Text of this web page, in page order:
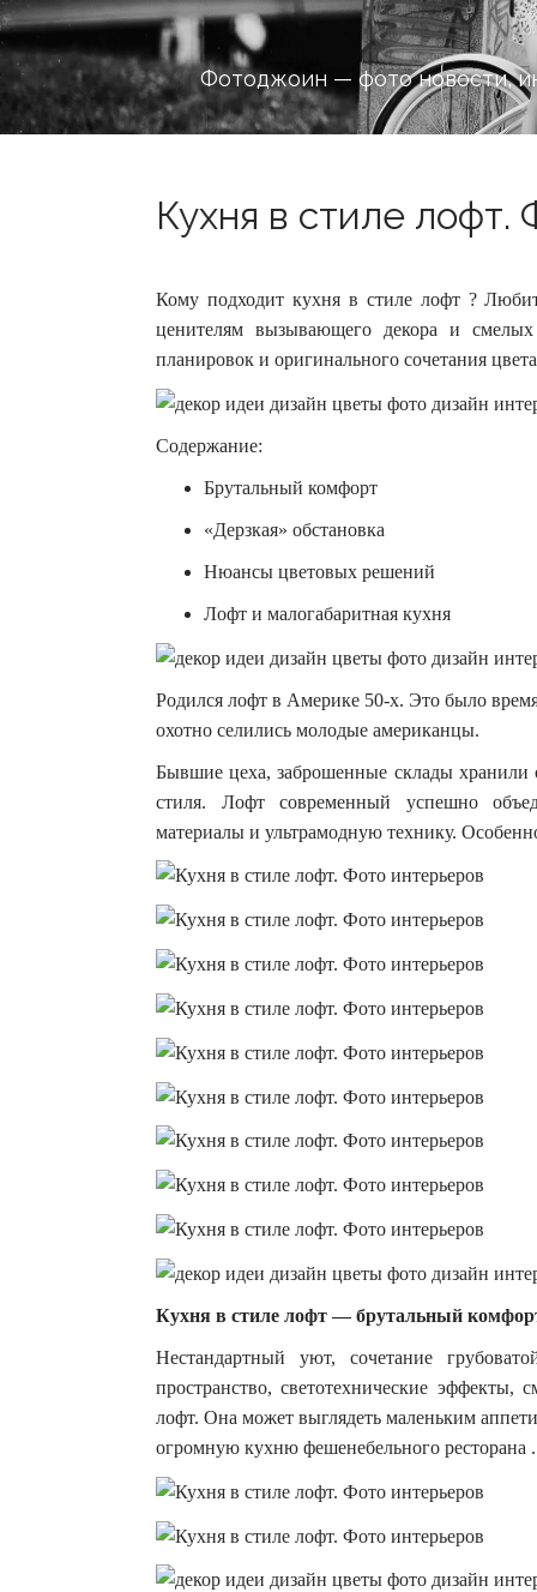
Фотоджоин — фото новости,
Кухня в стиле
Кому подходит кухня в стиле лофт ?
ценителям вызывающего декора и
планировок и оригинального сочетания
Содержание:
Брутальный комфорт
«Дерзкая» обстановка
Нюансы цветовых решений
Лофт и малогабаритная кухня
Родился лофт в Америке 50-х. Это было
охотно селились молодые американцы.
Бывшие цеха, заброшенные склады хранили
стиля. Лофт современный успешно
материалы и ультрамодную технику.
Кухня в стиле лофт — брутальный
Нестандартный уют, сочетание
пространство, светотехнические
лофт. Она может выглядеть маленьким
огромную кухню фешенебельного ресторана .